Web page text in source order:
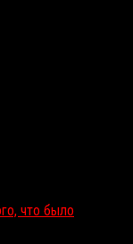
что было